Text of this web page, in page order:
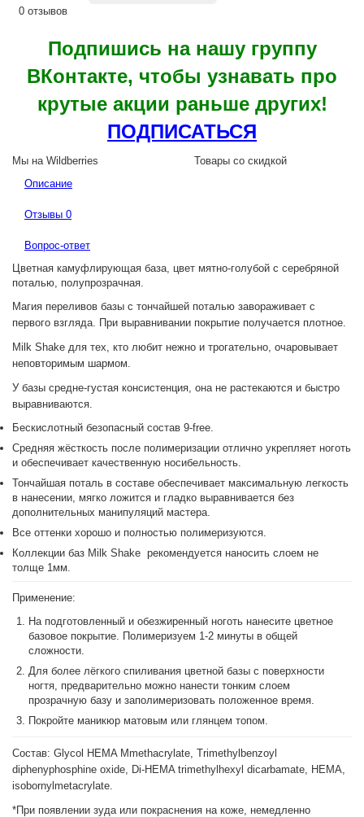
0 отзывов
Подпишись на нашу группу
ВКонтакте, чтобы узнавать про
крутые акции раньше других!
ПОДПИСАТЬСЯ
Мы на Wildberries
Товары со скидкой
Описание
Отзывы 0
Вопрос-ответ
Цветная камуфлирующая база, цвет мятно-голубой с серебряной
поталью, полупрозрачная.
Магия переливов базы с тончайшей поталью завораживает с
первого взгляда. При выравнивании покрытие получается плотное.
Milk Shake для тех, кто любит нежно и трогательно, очаровывает
неповторимым шармом.
У базы средне-густая консистенция, она не растекаются и быстро
выравниваются.
Бескислотный безопасный состав 9-free.
Средняя жёсткость после полимеризации отлично укрепляет ноготь
и обеспечивает качественную носибельность.
Тончайшая поталь в составе обеспечивает максимальную легкость
в нанесении, мягко ложится и гладко выравнивается без
дополнительных манипуляций мастера.
Все оттенки хорошо и полностью полимеризуются.
Коллекции баз Milk Shake рекомендуется наносить слоем не
толще 1мм.
Применение:
На подготовленный и обезжиренный ноготь нанесите цветное
базовое покрытие. Полимеризуем 1-2 минуты в общей
сложности.
Для более лёгкого спиливания цветной базы с поверхности
ногтя, предварительно можно нанести тонким слоем
прозрачную базу и заполимеризовать положенное время.
Покройте маникюр матовым или глянцем топом.
Состав: Glycol HEMA Mmethacrylate, Trimethylbenzoyl
diphenyphosphine oxide, Di-HEMA trimethylhexyl dicarbamate, HEMA,
isobornylmetacrylate.
*При появлении зуда или покраснения на коже, немедленно